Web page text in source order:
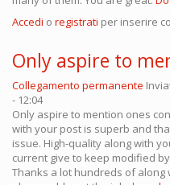
Accedi o registrati per inserire
Only aspire to
Collegamento permanente
- 12:04
Only aspire to mention ones
with your post is superb and
issue. High-quality along with
current give to keep modified
Thanks a lot hundreds of along